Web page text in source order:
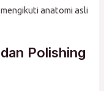
anatomi asli
Polishing